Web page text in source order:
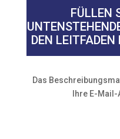
FÜLLEN
DEN
Das
Ihre E-